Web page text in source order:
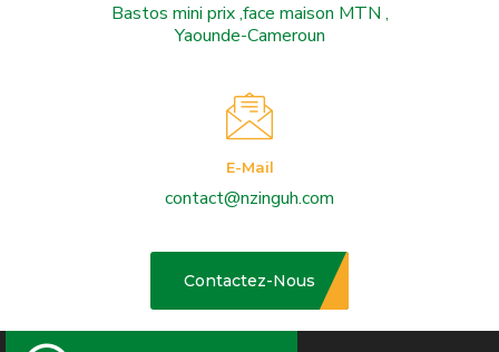
Bastos mini prix ,face maison MTN ,
Yaounde-Cameroun
E-Mail
contact@nzinguh.com
Contactez-Nous